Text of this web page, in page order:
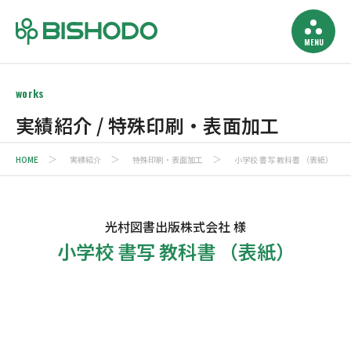
works
実績紹介 / 特殊印刷・表面加工
HOME 実績紹介 特殊印刷・表面加工 小学校 書写 教科書 （表紙）
光村図書出版株式会社 様
小学校 書写 教科書 （表紙）